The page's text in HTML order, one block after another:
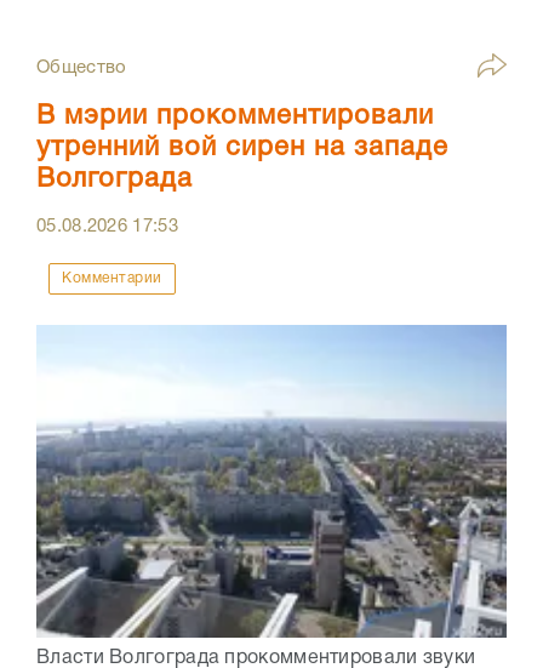
Общество
В мэрии прокомментировали
утренний вой сирен на западе
Волгограда
05.08.2026 17:53
Комментарии
Власти Волгограда прокомментировали звуки